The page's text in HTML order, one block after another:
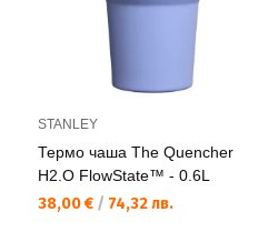
STANLEY
Термо чаша The Quencher
H2.O FlowState™ - 0.6L
Текуща цена:
38,00 € / 74,32 лв.